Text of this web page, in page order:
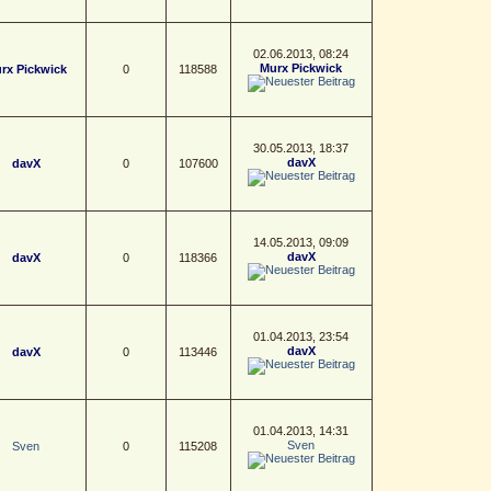
Pickwick 0 118588
02.06.2013, 08:24
Murx Pickwick
davX 0 107600
30.05.2013, 18:37
davX
davX 0 118366
14.05.2013, 09:09
davX
davX 0 113446
01.04.2013, 23:54
davX
Sven 0 115208
01.04.2013, 14:31
Sven